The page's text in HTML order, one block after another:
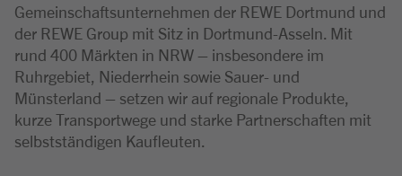
Gemeinschaftsunternehmen der REWE Dortmund und
der REWE Group mit Sitz in Dortmund-Asseln. Mit
rund 400 Märkten in NRW – insbesondere im
Ruhrgebiet, Niederrhein sowie Sauer- und
Münsterland – setzen wir auf regionale Produkte,
kurze Transportwege und starke Partnerschaften mit
selbstständigen Kaufleuten.